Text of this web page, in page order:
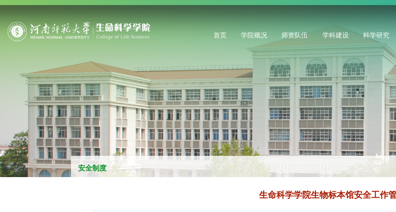
首页 学院概况 师资队伍 学科建设 科学研究
安全制度
生命科学学院生物标本馆安全工作